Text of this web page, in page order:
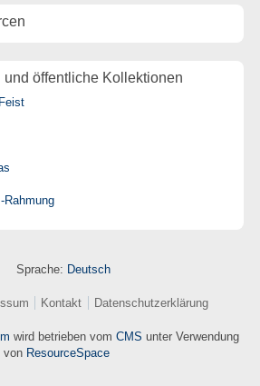
öffentliche Kollektionen
Sprache: Deutsch
Kontakt Datenschutzerklärung
wird betrieben vom CMS unter Verwendung
von ResourceSpace